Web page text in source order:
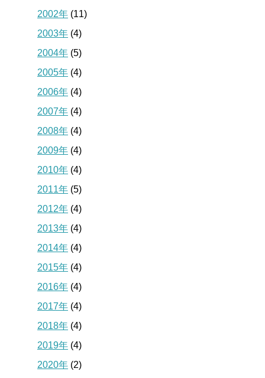
2002年 (11)
2003年 (4)
2004年 (5)
2005年 (4)
2006年 (4)
2007年 (4)
2008年 (4)
2009年 (4)
2010年 (4)
2011年 (5)
2012年 (4)
2013年 (4)
2014年 (4)
2015年 (4)
2016年 (4)
2017年 (4)
2018年 (4)
2019年 (4)
2020年 (2)